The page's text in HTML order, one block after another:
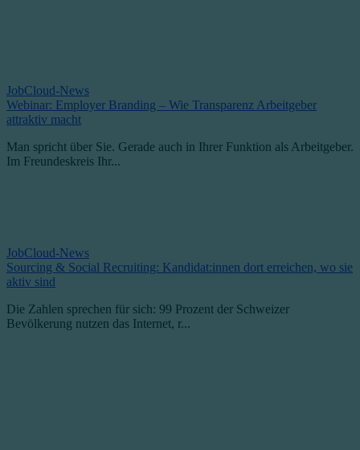
JobCloud-News
Webinar: Employer Branding – Wie Transparenz Arbeitgeber
attraktiv macht
Man spricht über Sie. Gerade auch in Ihrer Funktion als Arbeitgeber.
Im Freundeskreis Ihr...
JobCloud-News
Sourcing & Social Recruiting: Kandidat:innen dort erreichen, wo sie
aktiv sind
Die Zahlen sprechen für sich: 99 Prozent der Schweizer
Bevölkerung nutzen das Internet, r...